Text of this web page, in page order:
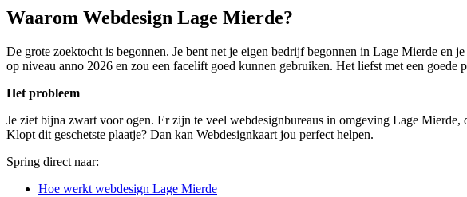
Waarom Webdesign Lage Mierde?
De grote zoektocht is begonnen. Je bent net je eigen bedrijf begonnen in Lage Mierde en
op niveau anno 2026 en zou een facelift goed kunnen gebruiken. Het liefst met een goede
Het probleem
Je ziet bijna zwart voor ogen. Er zijn te veel webdesignbureaus in omgeving Lage Mierde,
Klopt dit geschetste plaatje? Dan kan Webdesignkaart jou perfect helpen.
Spring direct naar:
Hoe werkt webdesign Lage Mierde